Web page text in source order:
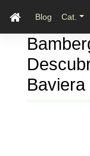
Blog Cat.
Baviera